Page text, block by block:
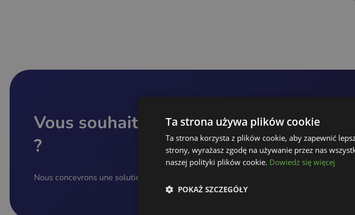
Vous souhaitez créer votre propre
?
Nous concevrons une solution pour vous
Ta strona używa plików cookie
Ta strona korzysta z plików cookie, aby zapewnić
strony, wyrażasz zgodę na używanie przez nas
naszej polityki plików cookie. Dowiedz się więcej
POKAŻ SZCZEGÓŁY